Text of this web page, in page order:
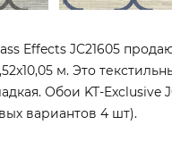
Effects JC21605
м. Это
Обои KT-
вариантов 4 шт).